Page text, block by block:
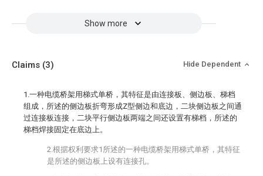
Show more
Claims (3) Hide Dependent
1.一种电缆桥架用梯式单桥，其特征是由连接板、侧边板、梯档
组成，所述的侧边板折弯形成Z型侧边和底边，二块侧边板之间通
过连接板连接，二块平行侧边板两端之间还设置有梯档，所述的
梯档焊接固定在底边上。
2.根据权利要求1所述的一种电缆桥架用梯式单桥，其特征
是所述的侧边板上设有连接孔。